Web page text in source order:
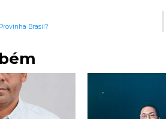
Brasil?